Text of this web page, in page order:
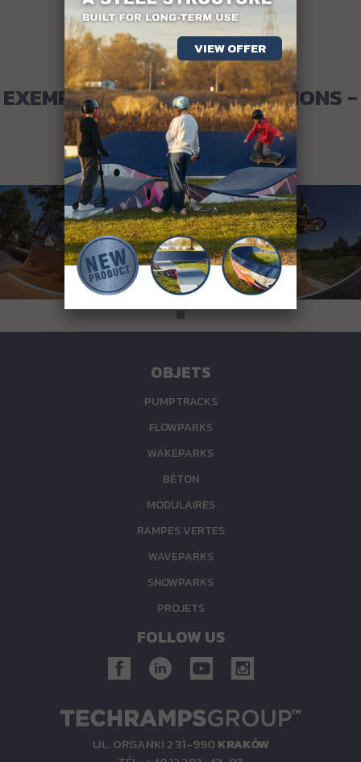
KONTAKT
EXEMPLES DE NOS RÉALISATIONS -
RAMPES VERTES
VOIR LA NOTRE RAMPES VERTES:
OBJETS
PUMPTRACKS
FLOWPARKS
WAKEPARKS
BÉTON
MODULAIRES
RAMPES VERTES
WAVEPARKS
SNOWPARKS
PROJETS
FOLLOW US
UL. ORGANKI 2 31-990KRAKÓW
VIEW OFFER